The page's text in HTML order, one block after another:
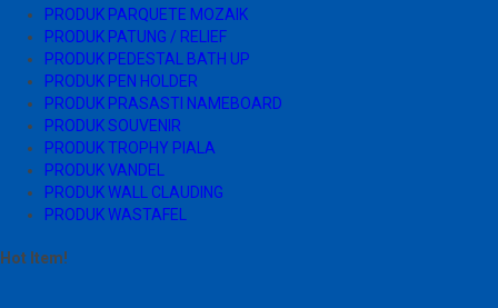
PRODUK PARQUETE MOZAIK
PRODUK PATUNG / RELIEF
PRODUK PEDESTAL BATH UP
PRODUK PEN HOLDER
PRODUK PRASASTI NAMEBOARD
PRODUK SOUVENIR
PRODUK TROPHY PIALA
PRODUK VANDEL
PRODUK WALL CLAUDING
PRODUK WASTAFEL
Hot Item!